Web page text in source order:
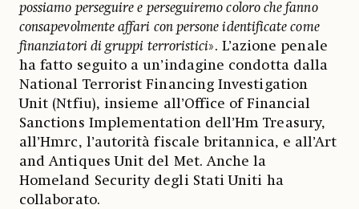
possiamo perseguire e perseguiremo coloro che fanno
consapevolmente affari con persone identificate come
finanziatori di gruppi terroristici». L’azione penale
ha fatto seguito a un’indagine condotta dalla
National Terrorist Financing Investigation
Unit (Ntfiu), insieme all’Office of Financial
Sanctions Implementation dell’Hm Treasury,
all’Hmrc, l’autorità fiscale britannica, e all’Art
and Antiques Unit del Met. Anche la
Homeland Security degli Stati Uniti ha
collaborato.